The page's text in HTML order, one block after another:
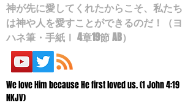
神が先に愛してくれたからこそ、私たち
は神や人を愛すことができるのだ！（ヨ
ハネ筆・手紙Ⅰ 4章19節 AB）
We love Him because He first loved us. (1 John 4:19
NKJV)